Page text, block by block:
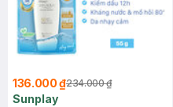
136.000 ₫234.000 ₫
Sunplay